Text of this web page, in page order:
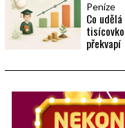
Peníze
Co
překvapí